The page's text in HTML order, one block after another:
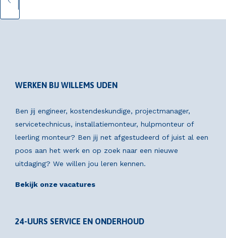
WERKEN BIJ WILLEMS UDEN
Ben jij engineer, kostendeskundige, projectmanager,
servicetechnicus, installatiemonteur, hulpmonteur of
leerling monteur? Ben jij net afgestudeerd of juist al een
poos aan het werk en op zoek naar een nieuwe
uitdaging? We willen jou leren kennen.
Bekijk onze vacatures
24-UURS SERVICE EN ONDERHOUD